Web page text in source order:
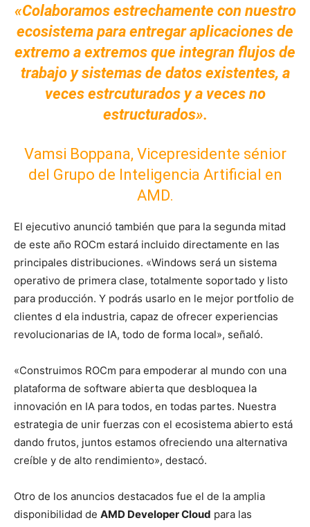
«Colaboramos estrechamente con nuestro
ecosistema para entregar aplicaciones de
extremo a extremos que integran flujos de
trabajo y sistemas de datos existentes, a
veces estrcuturados y a veces no
estructurados».
Vamsi Boppana, Vicepresidente sénior
del Grupo de Inteligencia Artificial en
AMD.
El ejecutivo anunció también que para la segunda mitad
de este año ROCm estará incluido directamente en las
principales distribuciones. «Windows será un sistema
operativo de primera clase, totalmente soportado y listo
para producción. Y podrás usarlo en le mejor portfolio de
clientes d ela industria, capaz de ofrecer experiencias
revolucionarias de IA, todo de forma local», señaló.
«Construimos ROCm para empoderar al mundo con una
plataforma de software abierta que desbloquea la
innovación en IA para todos, en todas partes. Nuestra
estrategia de unir fuerzas con el ecosistema abierto está
dando frutos, juntos estamos ofreciendo una alternativa
creíble y de alto rendimiento», destacó.
Otro de los anuncios destacados fue el de la amplia
disponibilidad de AMD Developer Cloud para las